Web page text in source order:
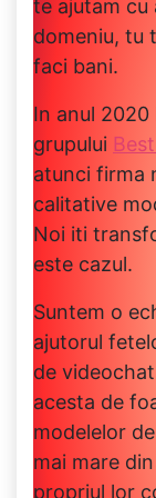
te ajutam cu
domeniu, tu
faci bani.
In anul 2020
grupului
atunci firma
calitative
Noi iti
este cazul.
Suntem o
ajutorul
de
acesta de
modelelor
mai mare
propriul lor